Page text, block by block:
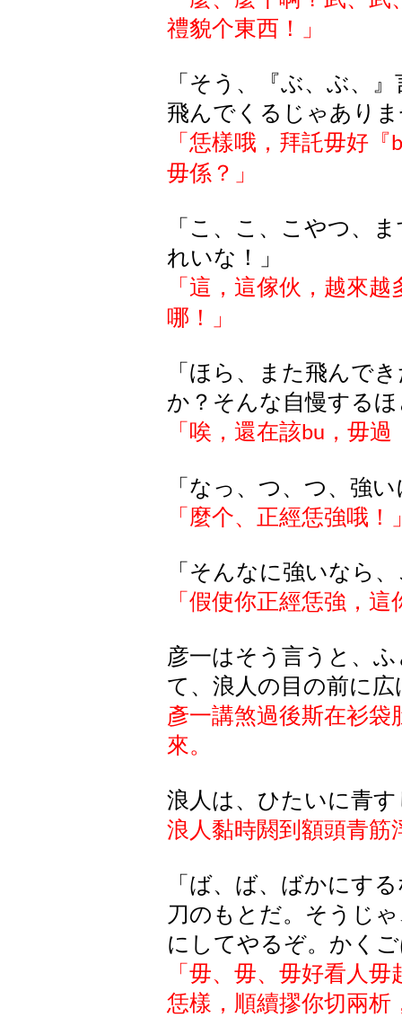
禮貌个東西！」
「そう、『ぶ、ぶ、
飛んでくるじゃあり
「恁樣哦，拜託毋好『
毋係？」
「こ、こ、こやつ、
れいな！」
「 這，這傢伙，越來越
哪！
」
「ほら、また飛んで
か？そんな自慢する
「唉，還在該bu ，毋
「なっ、つ、つ、強
「麼个、 正經恁強哦 ！
「そんなに強いなら
「假使你正經恁強，
彦一はそう言うと、
て、浪人の目の前に
彥一講煞過後斯在衫袋
來。
浪人は、ひたいに青
浪人黏時閼到額頭青筋
「ば、ば、ばかにす
刀のもとだ。そうじ
にしてやるぞ。かく
「毋、 毋、 毋好看人毋
恁樣，順續摎你切兩析